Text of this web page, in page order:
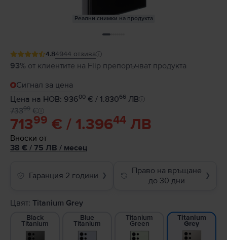
Реални снимки на продукта
4.84944 отзива
93% от клиентите на Flip препоръчват продукта
Сигнал за цена
Цена на НОВ: 93600 € / 1.83066 ЛВ
71399 € / 1.39644 ЛВ
73399 €
Вноски от
38 € / 75 ЛВ / месец
Гаранция 2 години ❯
Право на връщане
до 30 дни
❯
Цвят: Titanium Grey
Black
Titanium
Blue
Titanium
Titanium
Green
Titanium
Grey